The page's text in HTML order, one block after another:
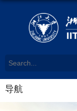
导航